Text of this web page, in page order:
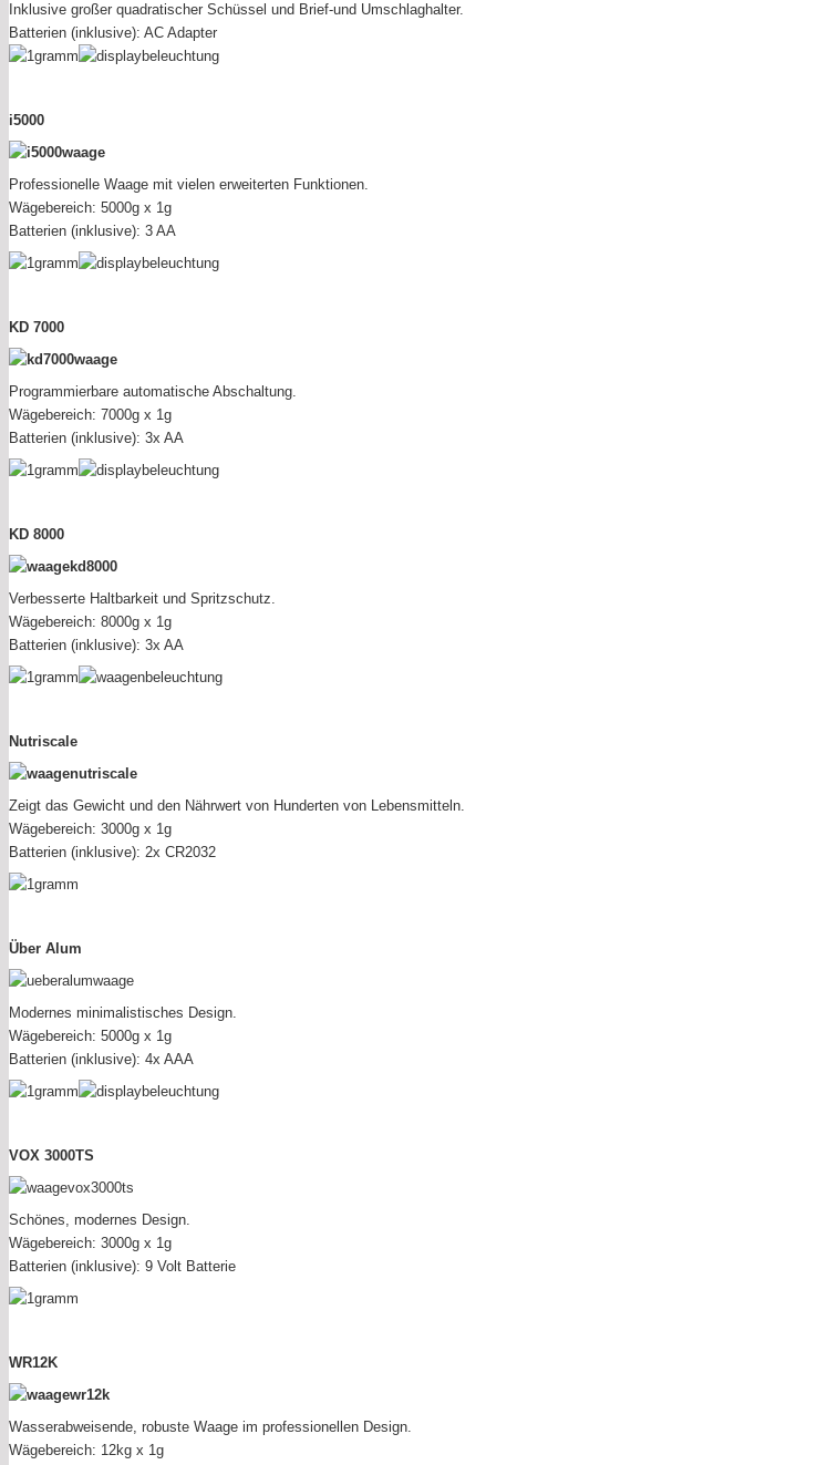
Inklusive großer quadratischer Schüssel und Brief-und Umschlaghalter.
Batterien (inklusive): AC Adapter
i5000
Professionelle Waage mit vielen erweiterten Funktionen.
Wägebereich: 5000g x 1g
Batterien (inklusive): 3 AA
KD 7000
Programmierbare automatische Abschaltung.
Wägebereich: 7000g x 1g
Batterien (inklusive): 3x AA
KD 8000
Verbesserte Haltbarkeit und Spritzschutz.
Wägebereich: 8000g x 1g
Batterien (inklusive): 3x AA
Nutriscale
Zeigt das Gewicht und den Nährwert von Hunderten von Lebensmitteln.
Wägebereich: 3000g x 1g
Batterien (inklusive): 2x CR2032
Über Alum
Modernes minimalistisches Design.
Wägebereich: 5000g x 1g
Batterien (inklusive): 4x AAA
VOX 3000TS
Schönes, modernes Design.
Wägebereich: 3000g x 1g
Batterien (inklusive): 9 Volt Batterie
WR12K
Wasserabweisende, robuste Waage im professionellen Design.
Wägebereich: 12kg x 1g